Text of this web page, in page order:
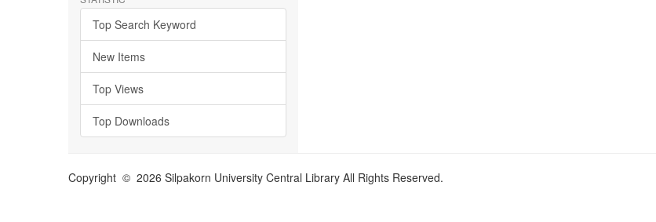
Top Search Keyword
New Items
Top Views
Top Downloads
Copyright © 2026 Silpakorn University Central Library All Rights Reserved.